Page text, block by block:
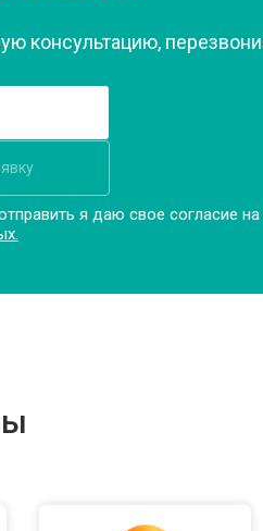
консультацию,
я даю свое согласие